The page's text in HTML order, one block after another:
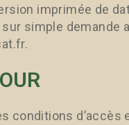
imprimée de
simple demande
d’accès